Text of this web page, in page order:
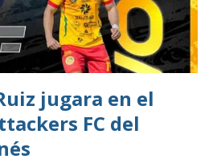
jugara en el
FC del